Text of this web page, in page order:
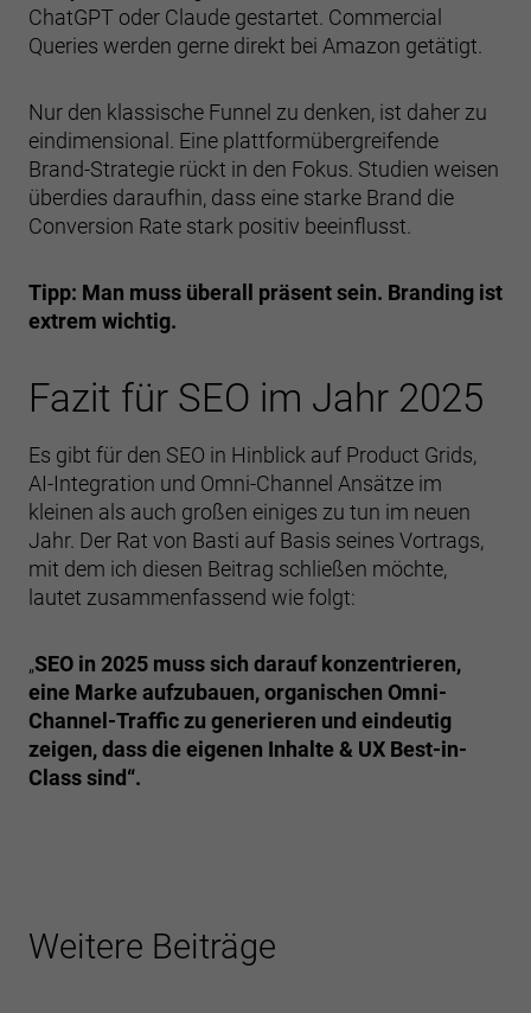
ChatGPT oder Claude gestartet. Commercial
Queries werden gerne direkt bei Amazon getätigt.
Nur den klassische Funnel zu denken, ist daher zu
eindimensional. Eine plattformübergreifende
Brand-Strategie rückt in den Fokus. Studien weisen
überdies daraufhin, dass eine starke Brand die
Conversion Rate stark positiv beeinflusst.
Tipp: Man muss überall präsent sein. Branding ist
extrem wichtig.
Fazit für SEO im Jahr 2025
Es gibt für den SEO in Hinblick auf Product Grids,
AI-Integration und Omni-Channel Ansätze im
kleinen als auch großen einiges zu tun im neuen
Jahr. Der Rat von Basti auf Basis seines Vortrags,
mit dem ich diesen Beitrag schließen möchte,
lautet zusammenfassend wie folgt:
„SEO in 2025 muss sich darauf konzentrieren,
eine Marke aufzubauen, organischen Omni-
Channel-Traffic zu generieren und eindeutig
zeigen, dass die eigenen Inhalte & UX Best-in-
Class sind“.
Weitere Beiträge